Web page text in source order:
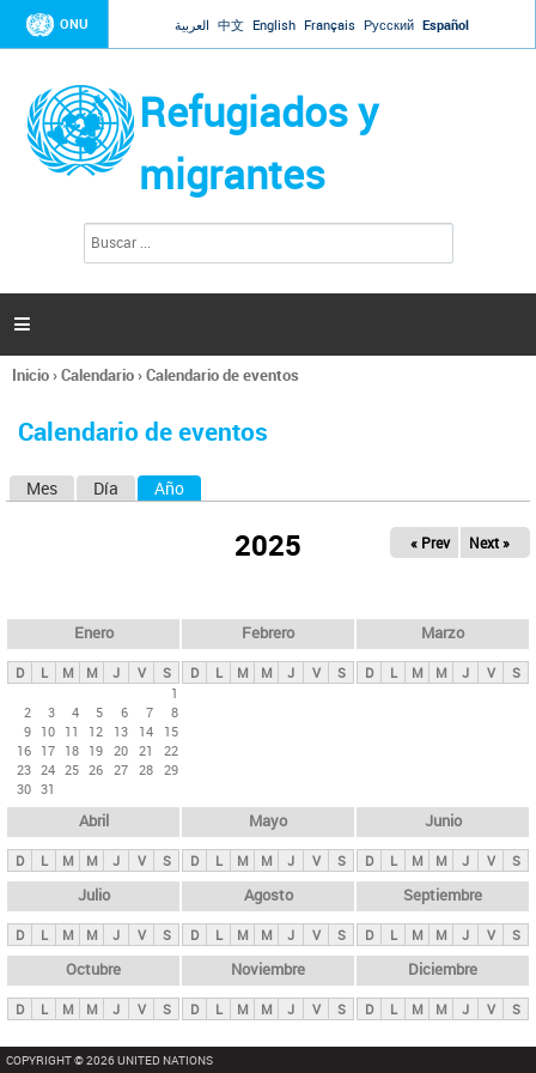
Jump to navigation
ONU العربية 中文 English Français Русский Español
Refugiados y
migrantes
l
d
s

Se
usted
Inicio›Calendario›Calendario de eventos
Calendario de eventos
s
p
n
c
i
p
l
e
s
Mes Día Año
2025 « Prev Next »
Enero
D L M M J V
S
1
2
3 4 5 6 7
8
9 10 11 12 13 14
15
16 17 18 19 20 21
22
23 24 25 26 27 28 29
30 31
Febrero
D L M M J V S
Marzo
D L M M J V S
Abril
D L M M J V S
Mayo
D L M M J V S
Junio
D L M M J V S
Julio
D L M M J V S
Agosto
D L M M J V S
Septiembre
D L M M J V S
Octubre
D L M M J V S
Noviembre
D L M M J V S
Diciembre
D L M M J V S
COPYRIGHT © 2026 UNITED NATIONS